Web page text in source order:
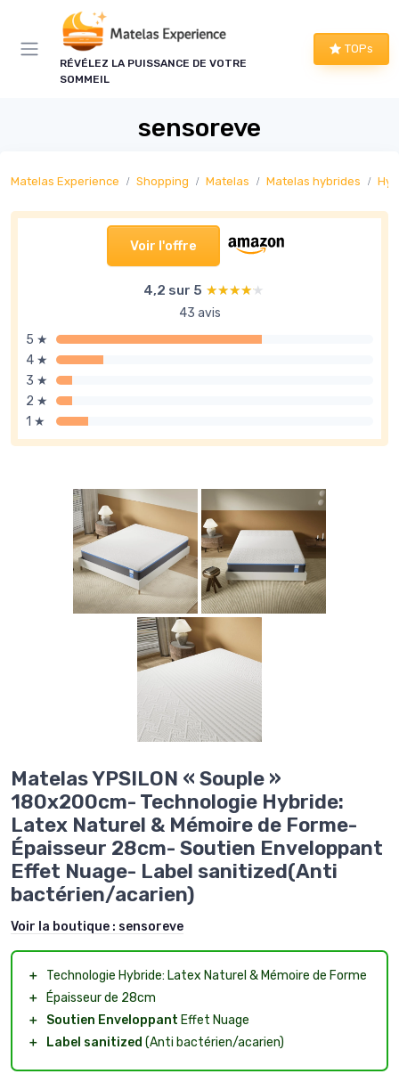
RÉVÉLEZ LA PUISSANCE DE VOTRE
SOMMEIL
TOPs
sensoreve
Matelas Experience Shopping Matelas Matelas hybrides
Voir l'offre
4,2 sur 5 ★★★★★
★★★★★
43 avis
5 ★
4 ★
3 ★
2 ★
1 ★
Matelas YPSILON « Souple »
180x200cm- Technologie Hybride:
Latex Naturel & Mémoire de Forme-
Épaisseur 28cm- Soutien Enveloppant
Effet Nuage- Label sanitized(Anti
bactérien/acarien)
Voir la boutique : sensoreve
＋
Technologie Hybride: Latex Naturel & Mémoire de Forme
＋
Épaisseur de 28cm
＋
Soutien Enveloppant Effet Nuage
＋
Label sanitized (Anti bactérien/acarien)
Panneau de gestion des cookies